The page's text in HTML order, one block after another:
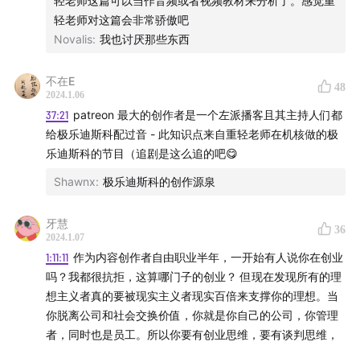
Electro Harmonix
Jack Conte的Blog
Jack Conte的演讲”Nothing Works”
Patreon
Jack Conte的TED Talk
Ben Rose的Instagram
Hagar Ben Ari的Instagram
Brian Green的Instagram
轻老师对这篇会非常骄傲吧
Novalis: 我也讨厌那些东西
不在E
2024.1.06
48
37:21 patreon 最大的创作者是一个左派播客且其主持人们都
给极乐迪斯科配过音 - 此知识点来自重轻老师在机核做的极
乐迪斯科的节目（追剧是这么追的吧😋
Shawnx: 极乐迪斯科的创作源泉
牙慧
2024.1.07
36
1:11:11 作为内容创作者自由职业半年，一开始有人说你在创业
吗？我都很抗拒，这算哪门子的创业？ 但现在发现所有的理
想主义者真的要被现实主义者现实百倍来支撑你的理想。当
你脱离公司和社会交换价值，你就是你自己的公司，你管理
者，同时也是员工。所以你要有创业思维，要有谈判思维，